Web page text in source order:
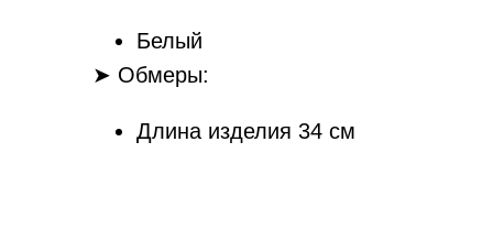
Белый
➤ Обмеры:
Длина изделия 34 см